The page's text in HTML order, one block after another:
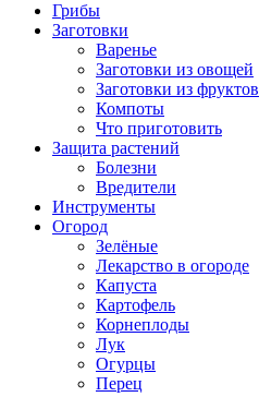
Грибы
Заготовки
Варенье
Заготовки из овощей
Заготовки из фруктов
Компоты
Что приготовить
Защита растений
Болезни
Вредители
Инструменты
Огород
Зелёные
Лекарство в огороде
Капуста
Картофель
Корнеплоды
Лук
Огурцы
Перец